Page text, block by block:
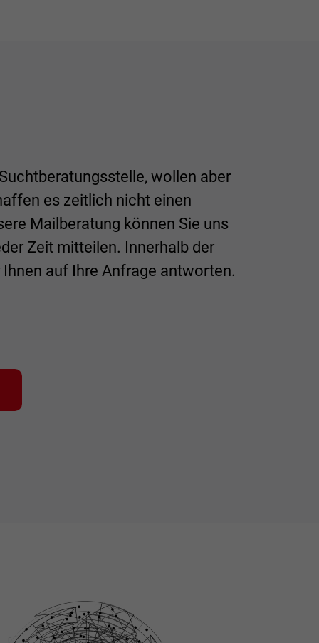
wollen aber
es zeitlich nicht einen
Mailberatung können Sie uns
Zeit mitteilen. Innerhalb der
auf Ihre Anfrage antworten.